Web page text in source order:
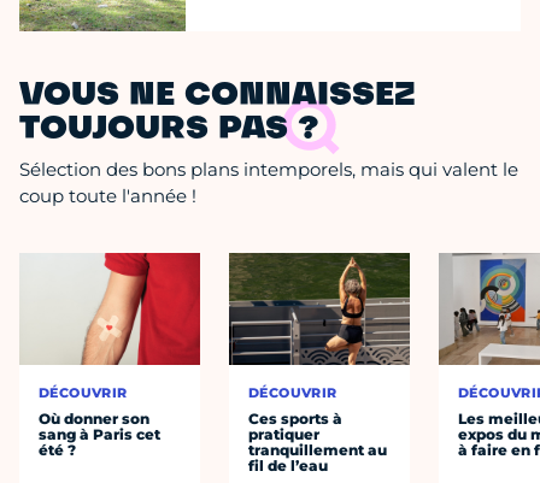
VOUS NE CONNAISSEZ
TOUJOURS PAS ?
Sélection des bons plans intemporels, mais qui valent le
coup toute l'année !
DÉCOUVRIR
Où donner son
sang à Paris cet
été ?
DÉCOUVRIR
Ces sports à
pratiquer
tranquillement au
fil de l’eau
Les
expos du
à faire en